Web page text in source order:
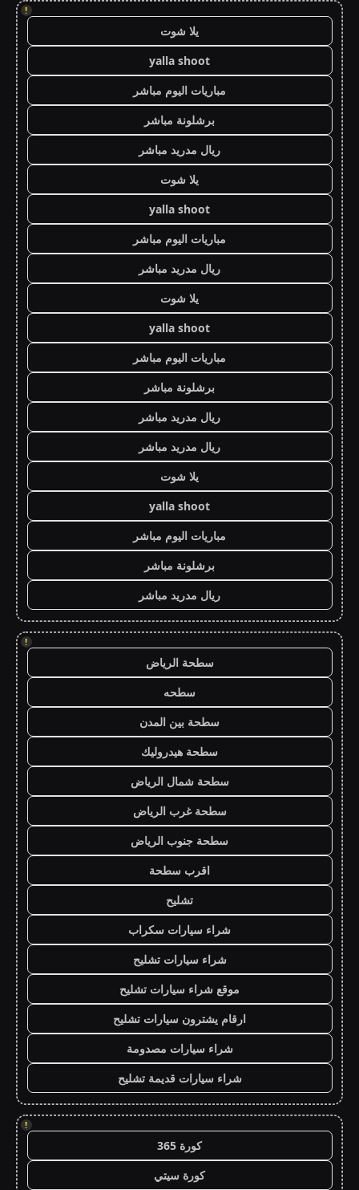
!
يلا شوت
yalla shoot
مباريات اليوم مباشر
برشلونة مباشر
ريال مدريد مباشر
يلا شوت
yalla shoot
مباريات اليوم مباشر
ريال مدريد مباشر
يلا شوت
yalla shoot
مباريات اليوم مباشر
برشلونة مباشر
ريال مدريد مباشر
ريال مدريد مباشر
يلا شوت
yalla shoot
مباريات اليوم مباشر
برشلونة مباشر
ريال مدريد مباشر
!
سطحة الرياض
سطحه
سطحة بين المدن
سطحة هيدروليك
سطحة شمال الرياض
سطحة غرب الرياض
سطحة جنوب الرياض
اقرب سطحة
تشليح
شراء سيارات سكراب
شراء سيارات تشليح
موقع شراء سيارات تشليح
ارقام يشترون سيارات تشليح
شراء سيارات مصدومة
شراء سيارات قديمة تشليح
!
كورة 365
كورة سيتي